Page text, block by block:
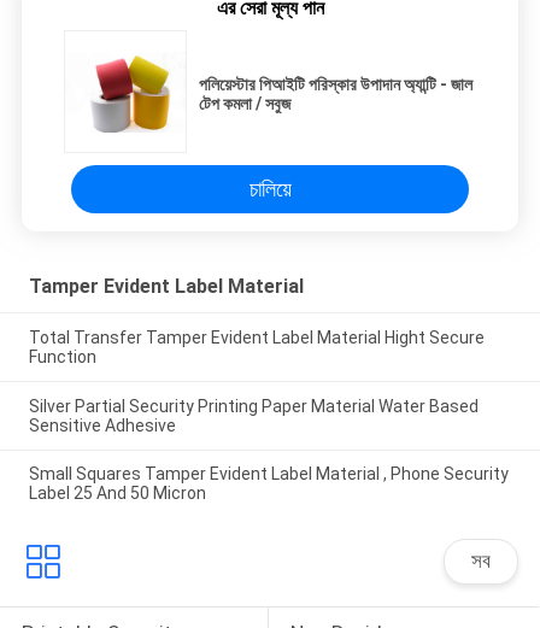
এর সেরা মূল্য পান
পলিয়েস্টার পিআইটি পরিস্কার উপাদান অ্যান্টি - জাল
টেপ কমলা / সবুজ
চালিয়ে
Tamper Evident Label Material
Total Transfer Tamper Evident Label Material Hight Secure
Function
Silver Partial Security Printing Paper Material Water Based
Sensitive Adhesive
Small Squares Tamper Evident Label Material , Phone Security
Label 25 And 50 Micron
সব